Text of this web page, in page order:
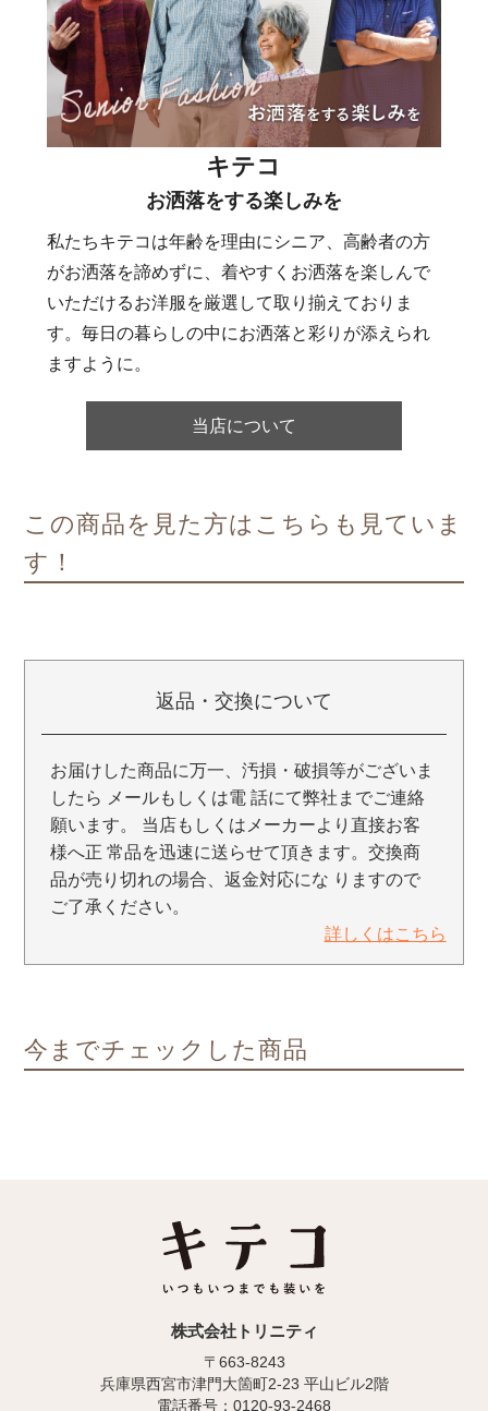
キテコ
お洒落をする楽しみを
私たちキテコは年齢を理由にシニア、高齢者の方
がお洒落を諦めずに、着やすくお洒落を楽しんで
いただけるお洋服を厳選して取り揃えておりま
す。毎日の暮らしの中にお洒落と彩りが添えられ
ますように。
当店について
この商品を見た方はこちらも見ていま
す！
返品・交換について
お届けした商品に万一、汚損・破損等がございま
したら メールもしくは電 話にて弊社までご連絡
願います。 当店もしくはメーカーより直接お客
様へ正 常品を迅速に送らせて頂きます。交換商
品が売り切れの場合、返金対応にな りますので
ご了承ください。
詳しくはこちら
今までチェックした商品
株式会社トリニティ
〒663-8243
兵庫県西宮市津門大箇町2-23 平山ビル2階
電話番号：0120-93-2468